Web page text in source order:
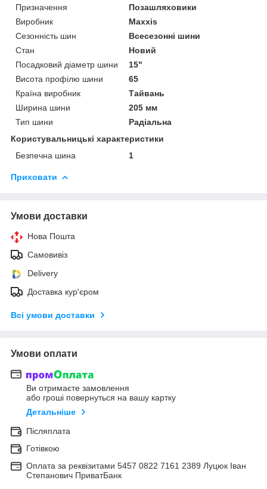
Призначення
Позашляховики
Виробник
Maxxis
Сезонність шин
Всесезонні шини
Стан
Новий
Посадковий діаметр шини
15"
Висота профілю шини
65
Країна виробник
Тайвань
Ширина шини
205 мм
Тип шини
Радіальна
Користувальницькі характеристики
Безпечна шина
1
Приховати
Умови доставки
Нова Пошта
Самовивіз
Delivery
Доставка кур'єром
Всі умови доставки
Умови оплати
Ви отримаєте замовлення
або гроші повернуться на вашу картку
Детальніше
Післяплата
Готівкою
Оплата за реквізитами 5457 0822 7161 2389 Луцюк Іван
Степанович ПриватБанк